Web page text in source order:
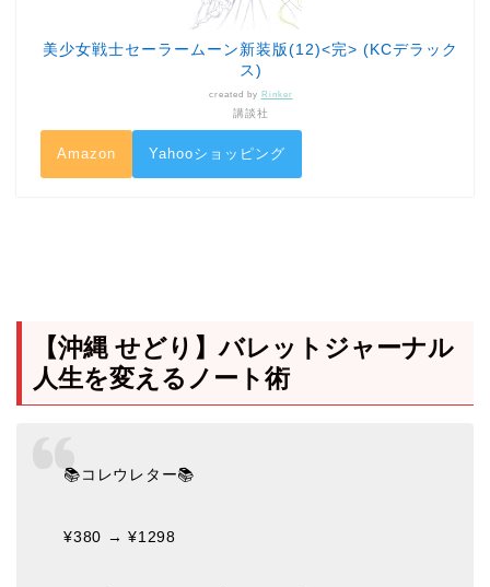
美少女戦士セーラームーン新装版(12)<完> (KCデラック
ス)
created by Rinker
講談社
Amazon Yahooショッピング
【沖縄 せどり】バレットジャーナル
人生を変えるノート術
📚コレウレター📚
¥380 → ¥1298